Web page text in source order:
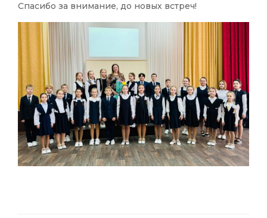
Спасибо за внимание, до новых встреч!